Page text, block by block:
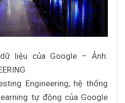
liệu của Google – Ảnh:
Engineering, hệ thống
tự động của Google